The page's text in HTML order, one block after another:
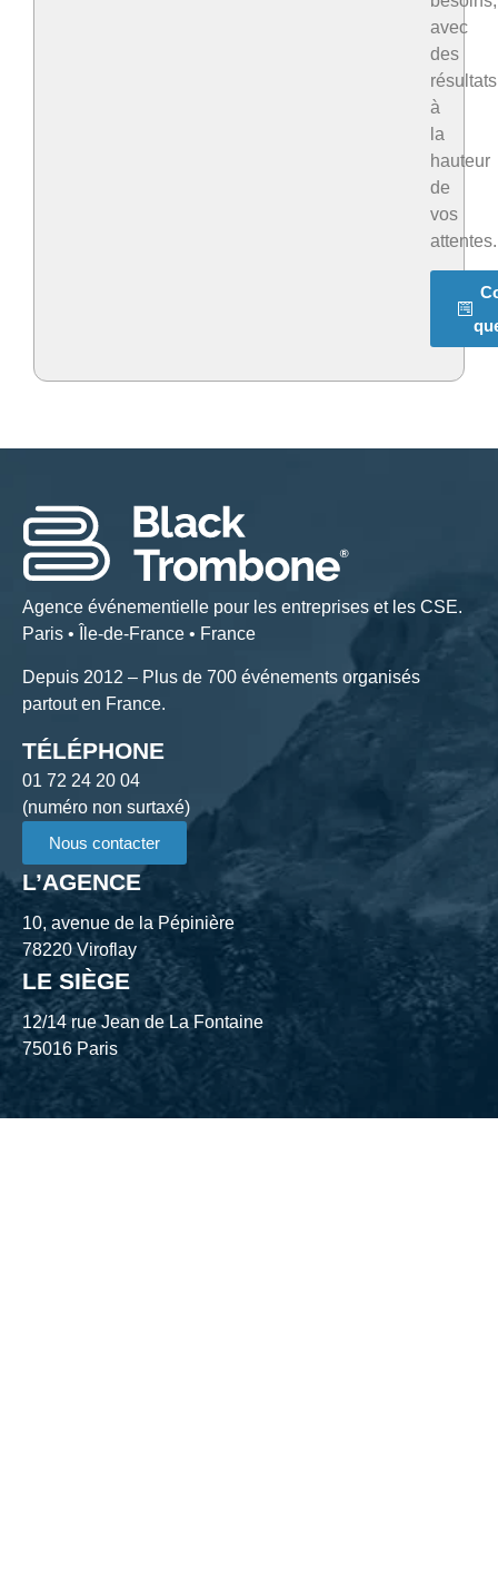
avec
des
résultats
à
la
hauteur
de
vos
attentes.
Agence événementielle pour les entreprises et les CSE.
Paris • Île-de-France • France
Depuis 2012 – Plus de 700 événements organisés
partout en France.
L’AGENCE
10, avenue de la Pépinière
78220 Viroflay
LE SIÈGE
12/14 rue Jean de La Fontaine
75016 Paris
TÉLÉPHONE
01 72 24 20 04
(numéro non surtaxé)
Nous contacter